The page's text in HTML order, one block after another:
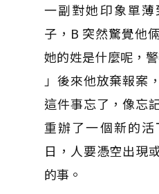
一副對她印象單
子，B 突然驚覺他
她的姓是什麼呢，
」後來他放棄報案
這件事忘了，像忘
重辦了一個新的
日，人要憑空出現
的事。